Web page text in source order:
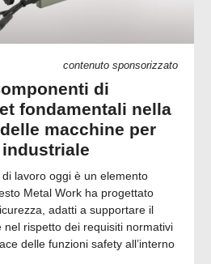
contenuto sponsorizzato
di
fondamentali nella
macchine per
industriale
lavoro oggi è un elemento
Metal Work ha progettato
adatti a supportare il
rispetto dei requisiti normativi
delle funzioni safety all’interno